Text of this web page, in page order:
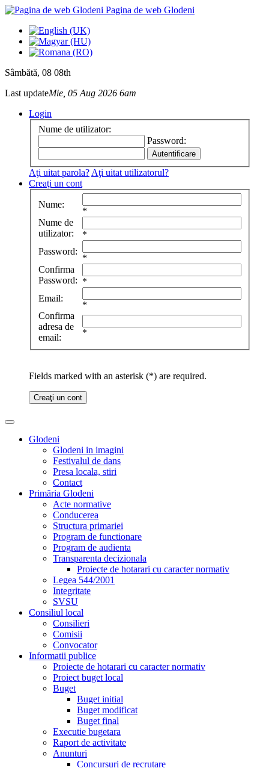
Pagina de web Glodeni
Sâmbătă, 08 08th
Last updateMie, 05 Aug 2026 6am
Login
Nume de utilizator:
Password:
Aţi uitat parola? Aţi uitat utilizatorul?
Creaţi un cont
Nume:
*
Nume de
utilizator:
*
Password:
*
Confirma
Password: *
Email:
*
Confirma
adresa de
email:
*
Fields marked with an asterisk (*) are required.
Creaţi un cont
Glodeni
Glodeni in imagini
Festivalul de dans
Presa locala, stiri
Contact
Primăria Glodeni
Acte normative
Conducerea
Structura primariei
Program de functionare
Program de audienta
Transparenta decizionala
Proiecte de hotarari cu caracter normativ
Legea 544/2001
Integritate
SVSU
Consiliul local
Consilieri
Comisii
Convocator
Informatii publice
Proiecte de hotarari cu caracter normativ
Proiect buget local
Buget
Buget initial
Buget modificat
Buget final
Executie bugetara
Raport de activitate
Anunturi
Concursuri de recrutare